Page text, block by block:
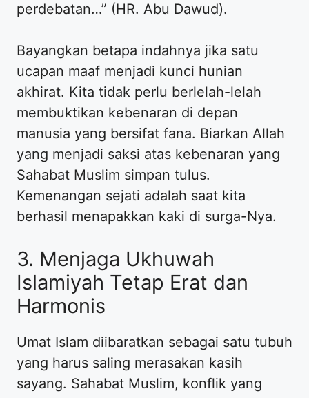
perdebatan…” (HR. Abu Dawud).
Bayangkan betapa indahnya jika satu
ucapan maaf menjadi kunci hunian
akhirat. Kita tidak perlu berlelah-lelah
membuktikan kebenaran di depan
manusia yang bersifat fana. Biarkan Allah
yang menjadi saksi atas kebenaran yang
Sahabat Muslim simpan tulus.
Kemenangan sejati adalah saat kita
berhasil menapakkan kaki di surga-Nya.
3. Menjaga Ukhuwah
Islamiyah Tetap Erat dan
Harmonis
Umat Islam diibaratkan sebagai satu tubuh
yang harus saling merasakan kasih
sayang. Sahabat Muslim, konflik yang